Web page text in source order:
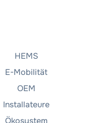
HEMS
E-Mobilität
OEM
Installateure
Ökosystem